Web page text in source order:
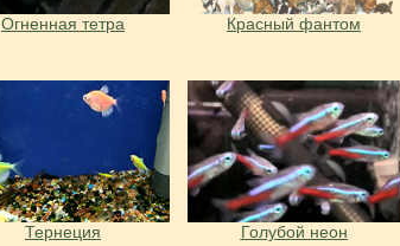
Огненная тетра Красный фантом
Тернеция Голубой неон